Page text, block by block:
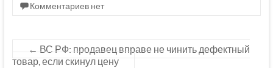
Комментариев нет
← ВС РФ: продавец вправе не чинить дефектный
товар, если скинул цену